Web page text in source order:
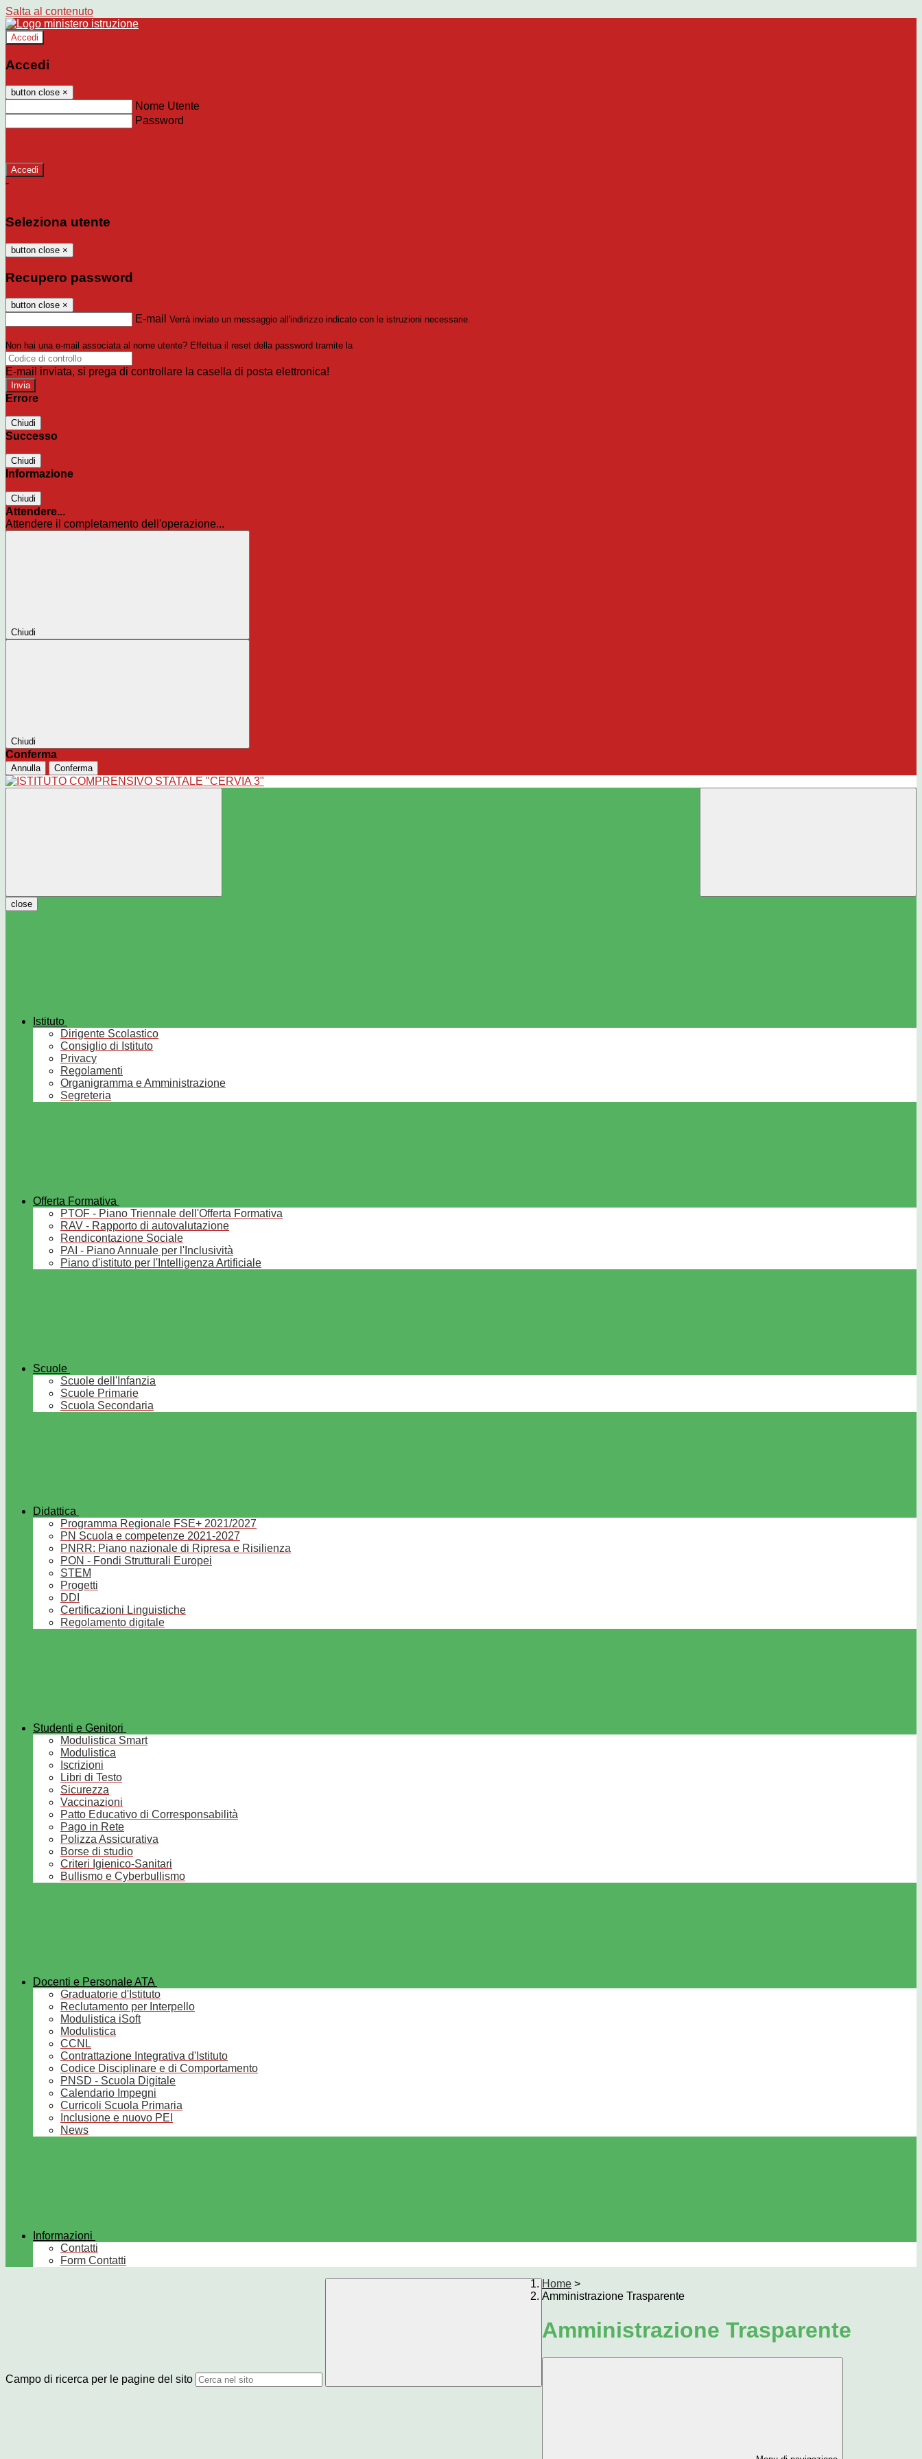
Salta al contenuto
Accedi
Accedi
button close ×
Nome Utente
Password
-
Seleziona utente
button close ×
Recupero password
button close ×
E-mail Verrà inviato un messaggio all'indirizzo indicato con le istruzioni necessarie.
Non hai una e-mail associata al nome utente? Effettua il reset della password tramite la
E-mail inviata, si prega di controllare la casella di posta elettronica!
Errore
Chiudi
Successo
Chiudi
Informazione
Chiudi
Attendere...
Attendere il completamento dell'operazione...
Chiudi
Chiudi
Conferma
Annulla Conferma
close
Istituto
Dirigente Scolastico
Consiglio di Istituto
Privacy
Regolamenti
Organigramma e Amministrazione
Segreteria
Offerta Formativa
PTOF - Piano Triennale dell'Offerta Formativa
RAV - Rapporto di autovalutazione
Rendicontazione Sociale
PAI - Piano Annuale per l'Inclusività
Piano d'istituto per l'Intelligenza Artificiale
Scuole
Scuole dell'Infanzia
Scuole Primarie
Scuola Secondaria
Didattica
Programma Regionale FSE+ 2021/2027
PN Scuola e competenze 2021-2027
PNRR: Piano nazionale di Ripresa e Risilienza
PON - Fondi Strutturali Europei
STEM
Progetti
DDI
Certificazioni Linguistiche
Regolamento digitale
Studenti e Genitori
Modulistica Smart
Modulistica
Iscrizioni
Libri di Testo
Sicurezza
Vaccinazioni
Patto Educativo di Corresponsabilità
Pago in Rete
Polizza Assicurativa
Borse di studio
Criteri Igienico-Sanitari
Bullismo e Cyberbullismo
Docenti e Personale ATA
Graduatorie d'Istituto
Reclutamento per Interpello
Modulistica iSoft
Modulistica
CCNL
Contrattazione Integrativa d'Istituto
Codice Disciplinare e di Comportamento
PNSD - Scuola Digitale
Calendario Impegni
Curricoli Scuola Primaria
Inclusione e nuovo PEI
News
Informazioni
Contatti
Form Contatti
Campo di ricerca per le pagine del sito
Home >
Amministrazione Trasparente
Amministrazione Trasparente